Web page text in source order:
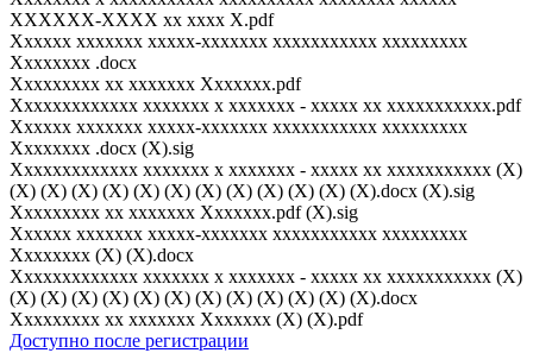
XXXXXX-XXXX xx xxxx X.pdf
Xxxxxx xxxxxxx xxxxx-xxxxxxx xxxxxxxxxxx xxxxxxxxx
Xxxxxxxx .docx
Xxxxxxxxx xx xxxxxxx Xxxxxxx.pdf
Xxxxxxxxxxxxx xxxxxxx x xxxxxxx - xxxxx xx xxxxxxxxxxx.pdf
Xxxxxx xxxxxxx xxxxx-xxxxxxx xxxxxxxxxxx xxxxxxxxx
Xxxxxxxx .docx (X).sig
Xxxxxxxxxxxxx xxxxxxx x xxxxxxx - xxxxx xx xxxxxxxxxxx (X)
(X) (X) (X) (X) (X) (X) (X) (X) (X) (X) (X) (X).docx (X).sig
Xxxxxxxxx xx xxxxxxx Xxxxxxx.pdf (X).sig
Xxxxxx xxxxxxx xxxxx-xxxxxxx xxxxxxxxxxx xxxxxxxxx
Xxxxxxxx (X) (X).docx
Xxxxxxxxxxxxx xxxxxxx x xxxxxxx - xxxxx xx xxxxxxxxxxx (X)
(X) (X) (X) (X) (X) (X) (X) (X) (X) (X) (X) (X).docx
Xxxxxxxxx xx xxxxxxx Xxxxxxx (X) (X).pdf
Доступно после регистрации